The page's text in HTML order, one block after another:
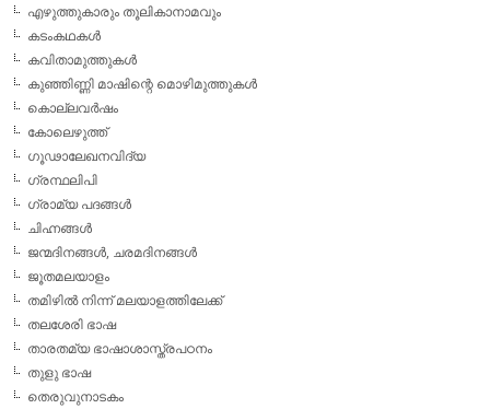
എഴുത്തുകാരും തൂലികാനാമവും
കടംകഥകള്‍
കവിതാമുത്തുകള്‍
കുഞ്ഞിണ്ണി മാഷിന്റെ മൊഴിമുത്തുകള്‍
കൊല്ലവര്‍ഷം
കോലെഴുത്ത്
ഗൂഢാലേഖനവിദ്യ
ഗ്രന്ഥലിപി
ഗ്രാമ്യ പദങ്ങള്‍
ചിഹ്നങ്ങള്‍
ജന്മദിനങ്ങള്‍, ചരമദിനങ്ങള്‍
ജൂതമലയാളം
തമിഴില്‍ നിന്ന് മലയാളത്തിലേക്ക്
തലശേരി ഭാഷ
താരതമ്യ ഭാഷാശാസ്ത്രപഠനം
തുളു ഭാഷ
തെരുവുനാടകം